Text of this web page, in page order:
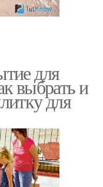
для
выбрать и
для